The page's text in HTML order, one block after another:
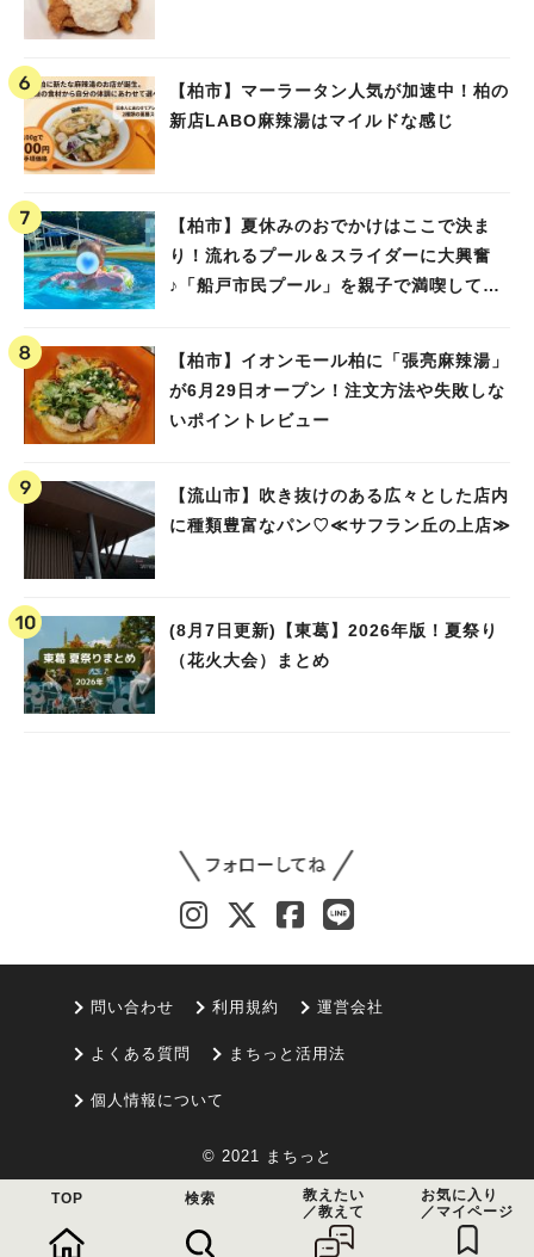
【柏市】マーラータン人気が加速中！柏の
新店LABO麻辣湯はマイルドな感じ
【柏市】夏休みのおでかけはここで決ま
り！流れるプール＆スライダーに大興奮
♪「船戸市民プール」を親子で満喫してき
【柏市】イオンモール柏に「張亮麻辣湯」
が6月29日オープン！注文方法や失敗しな
いポイントレビュー
【流山市】吹き抜けのある広々とした店内
に種類豊富なパン♡≪サフラン丘の上店≫
(8月7日更新)【東葛】2026年版！夏祭り
（花火大会）まとめ
問い合わせ 利用規約 運営会社
よくある質問 まちっと活用法
個人情報について
© 2021 まちっと
TOP 検索
教えたい
／教えて
お気に入り
／マイページ